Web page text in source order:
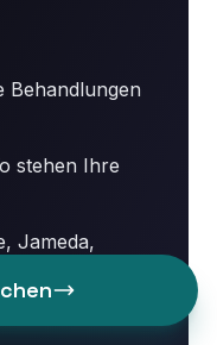
Behandlungen
stehen Ihre
Jameda,